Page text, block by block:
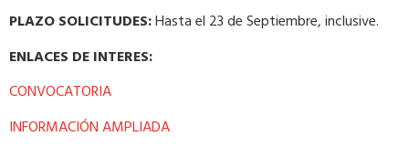
PLAZO SOLICITUDES:Hasta el 23 de Septiembre, inclusive.
ENLACES DE INTERES:
CONVOCATORIA
INFORMACIÓN AMPLIADA